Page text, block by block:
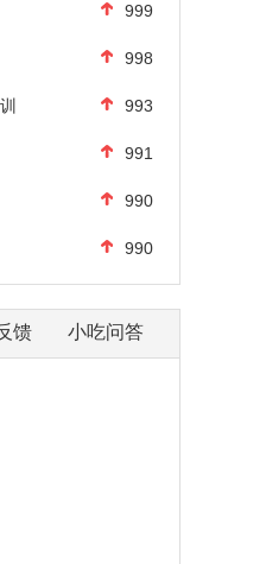
999
998
993
991
990
990
馈 小吃问答